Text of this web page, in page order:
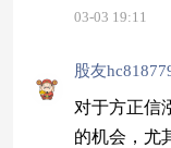
03-03 19:11
股友
对于方正信
的机会，尤